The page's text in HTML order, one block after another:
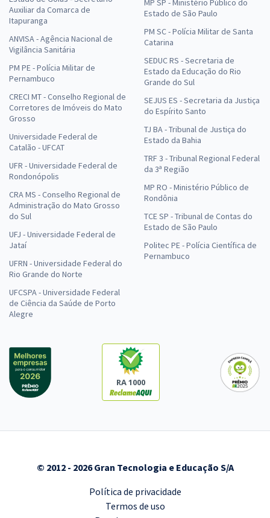
R$23,33
Economize R$ 69,98 (-20%)
Comprar
ALEGO - Assembleia Legislativa do Estado de Goiás - Analista de
Infraestrutura (Pós-edital)
à vista
45,33
Economize R$ 135,98 (-20%)
Comprar
ALEGO - Assembleia Legislativa do Estado de Goiás - Analista de
Sistemas (Pós-edital)
Economize R$ 135,98 (-20%)
ALEGO - Assembleia Legislativa do Estado de Goiás - Procurador de
2ª Classe
Auxiliar da Comarca de
Itapuranga
ANVISA - Agência Nacional de
Vigilância Sanitária
PM PE - Polícia Militar de
Pernambuco
CRECI MT - Conselho Regional de
Corretores de Imóveis do Mato
Grosso
Universidade Federal de
Catalão - UFCAT
UFR - Universidade Federal de
Rondonópolis
CRA MS - Conselho Regional de
Administração do Mato Grosso
do Sul
UFJ - Universidade Federal de
Jataí
UFRN - Universidade Federal do
Rio Grande do Norte
UFCSPA - Universidade Federal
de Ciência da Saúde de Porto
Alegre
MP SP - Ministério Público do
Estado de São Paulo
PM SC - Polícia Militar de Santa
Catarina
SEDUC RS - Secretaria de
Estado da Educação do Rio
Grande do Sul
SEJUS ES - Secretaria da Justiça
do Espírito Santo
TJ BA - Tribunal de Justiça do
Estado da Bahia
TRF 3 - Tribunal Regional Federal
da 3ª Região
MP RO - Ministério Público de
Rondônia
TCE SP - Tribunal de Contas do
Estado de São Paulo
Politec PE - Polícia Científica de
Pernambuco
RA 1000
© 2012 - 2026 Gran Tecnologia e Educação S/A
Política de privacidade
Termos de uso